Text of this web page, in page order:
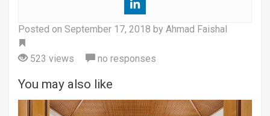
Posted on September 17, 2018 by Ahmad Faishal
523 views
no responses
You may also like